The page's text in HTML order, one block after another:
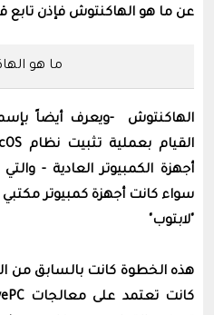
عن ما هو الهاكنتوش فإذن تابع
ما هو
أجهزة الكمبيوتر العادية -
سواء كانت أجهزة كمبيوتر مكتبي
"لابتوب"
هذه الخطوة كانت بالسابق من